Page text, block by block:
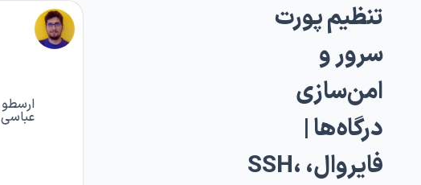
تنظیم پورت
سرور و
امن‌سازی
درگاه‌ها |
فایروال، SSH،
ارسطو
عباسی